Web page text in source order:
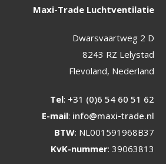
Maxi-Trade Luchtventilatie
Dwarsvaartweg 2 D
8243 RZ Lelystad
Flevoland, Nederland
Tel: +31 (0)6 54 60 51 62
E-mail: info@maxi-trade.nl
BTW: NL001591968B37
KvK-nummer: 39063813